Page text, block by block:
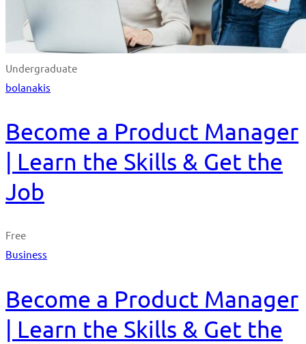
Undergraduate
bolanakis
Become a Product Manager
| Learn the Skills & Get the
Job
Free
Business
Become a Product Manager
| Learn the Skills & Get the